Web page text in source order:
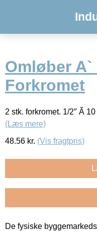
Omløber A`
Forkromet
2 stk. forkromet. 1/2″ Ã
(Læs mere)
48.56 kr. (Vis fragtpris)
De fysiske